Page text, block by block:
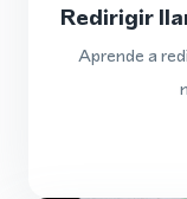
Redirigir
Aprende a